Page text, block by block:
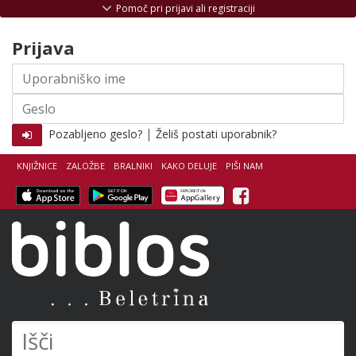
KNJIŽNICE ZALOŽBE BRALNIKI KAKO DELUJE PIŠI NAM
Facebook
Pomoč pri prijavi ali registraciji
Prijava
Uporabniško
ime
Geslo
Pozabljeno geslo? | Želiš postati uporabnik?